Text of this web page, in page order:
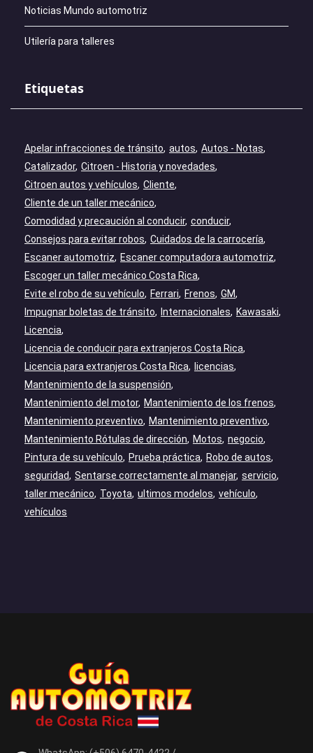
Noticias Mundo automotriz
Utilería para talleres
Etiquetas
Apelar infracciones de tránsito autos Autos - Notas
Catalizador Citroen - Historia y novedades
Citroen autos y vehículos Cliente
Cliente de un taller mecánico
Comodidad y precaución al conducir conducir
Consejos para evitar robos Cuidados de la carrocería
Escaner automotriz
Escaner computadora automotriz
Escoger un taller mecánico Costa Rica
Evite el robo de su vehículo
Ferrari Frenos GM
Impugnar boletas de tránsito
Internacionales
Kawasaki
Licencia
Licencia de conducir para extranjeros Costa Rica
Licencia para extranjeros Costa Rica
licencias
Mantenimiento de la suspensión
Mantenimiento del motor
Mantenimiento de los frenos
Mantenimiento preventivo
Mantenimiento preventivo
Mantenimiento Rótulas de dirección
Motos negocio
Pintura de su vehículo
Prueba práctica
Robo de autos
seguridad
Sentarse correctamente al manejar servicio
taller mecánico
Toyota ultimos modelos vehículo
vehículos